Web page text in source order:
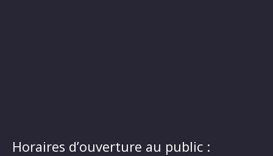
Horaires d’ouverture au public :